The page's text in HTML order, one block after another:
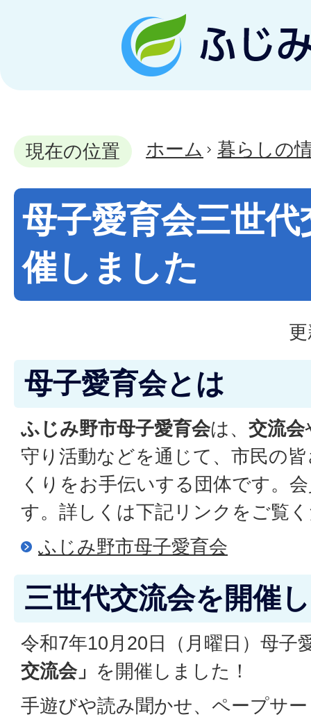
現在の位置 ホーム 暮らしの
母子愛育会三世
催しました
母子愛育会とは
ふじみ野市母子愛育会は、 交流会
守り活動などを通じて、市民の
くりをお手伝いする団体です。
す。詳しくは下記リンクをご覧
ふじみ野市母子愛育会
三世代交流会を開催
令和7年10月20日（月曜日）母子
交流会」 を開催しました！
手遊びや読み聞かせ、ペープサ